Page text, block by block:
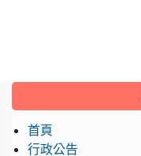
:::
首頁
行政公告